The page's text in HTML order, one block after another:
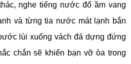
nghe tiếng nước đổ ầm vang
và từng tia nước mát lạnh bắn
lùi xuống vách đá dựng đứng
chắn sẽ khiến bạn vỡ òa trong